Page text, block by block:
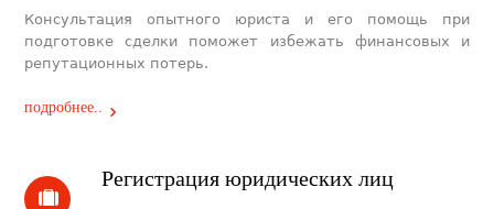
Консультация опытного юриста и его помощь при
подготовке сделки поможет избежать финансовых и
репутационных потерь.
подробнее..
Регистрация юридических лиц